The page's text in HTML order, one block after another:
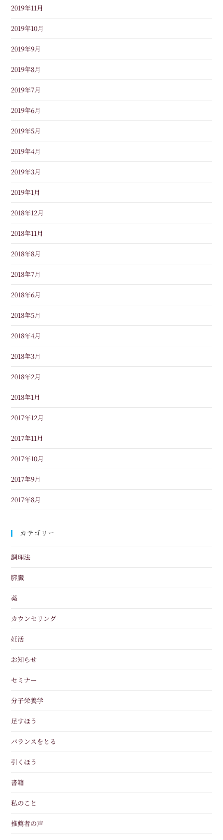
2019年11月
2019年10月
2019年9月
2019年8月
2019年7月
2019年6月
2019年5月
2019年4月
2019年3月
2019年1月
2018年12月
2018年11月
2018年8月
2018年7月
2018年6月
2018年5月
2018年4月
2018年3月
2018年2月
2018年1月
2017年12月
2017年11月
2017年10月
2017年9月
2017年8月
カテゴリー
調理法
膵臓
薬
カウンセリング
妊活
お知らせ
セミナー
分子栄養学
足すほう
バランスをとる
引くほう
書籍
私のこと
推薦者の声